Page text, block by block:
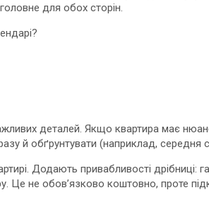
для обох сторін.
деталей. Якщо квартира має
й обґрунтувати (наприклад, середня
Додають привабливості дрібниці:
Це не обов’язково коштовно, проте